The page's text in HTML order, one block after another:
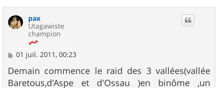
pax
Utagawiste
champion
M
s
s
a
01 juil. 2011, 00:23
Demain commence le raid des 3 vallées(vallée
Baretous,d'Aspe et d'Ossau )en binôme ,un